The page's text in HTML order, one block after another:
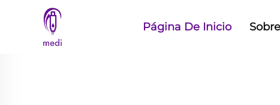
Página De Inicio